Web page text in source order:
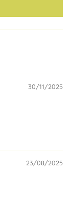
30/11/2025
23/08/2025